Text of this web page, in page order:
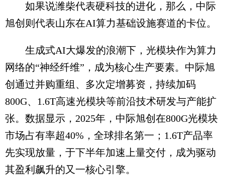
如果说潍柴代表硬科技的进化，那么，中际
旭创则代表山东在AI算力基础设施赛道的卡位。
生成式AI大爆发的浪潮下，光模块作为算力
网络的“神经纤维”，成为核心生产要素。中际旭
创通过并购重组、多次定增募资，持续加码
800G、1.6T高速光模块等前沿技术研发与产能扩
张。数据显示，2025年，中际旭创在800G光模块
市场占有率超40%，全球排名第一；1.6T产品率
先实现放量，于下半年加速上量交付，成为驱动
其盈利飙升的又一核心引擎。